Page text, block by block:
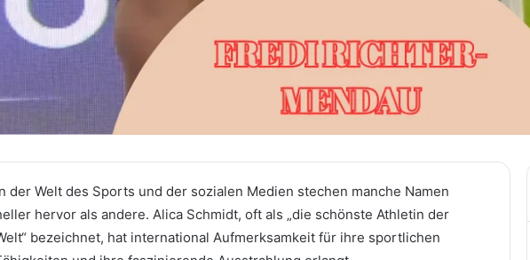
der Welt des Sports und der sozialen Medien stechen manche Namen
hervor als andere. Alica Schmidt, oft als „die schönste Athletin der
bezeichnet, hat international Aufmerksamkeit für ihre sportlichen